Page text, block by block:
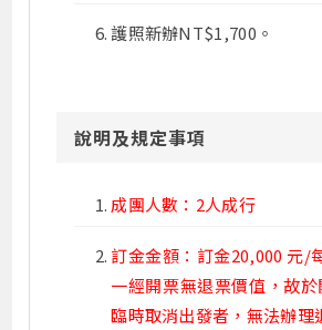
護照新辦NT$1,700。
說明及規定事項
成團人數：2人成行
訂金金額：訂金20,000 元/
一經開票無退票價值，故
臨時取消出發者，無法辦理